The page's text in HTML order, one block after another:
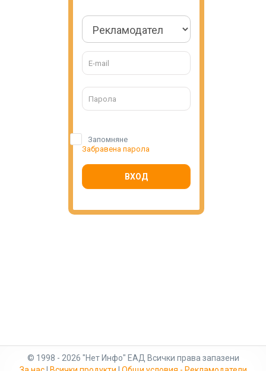
Запомняне
Забравена парола
ВХОД
© 1998 - 2026 "Нет Инфо" ЕАД Всички права запазени